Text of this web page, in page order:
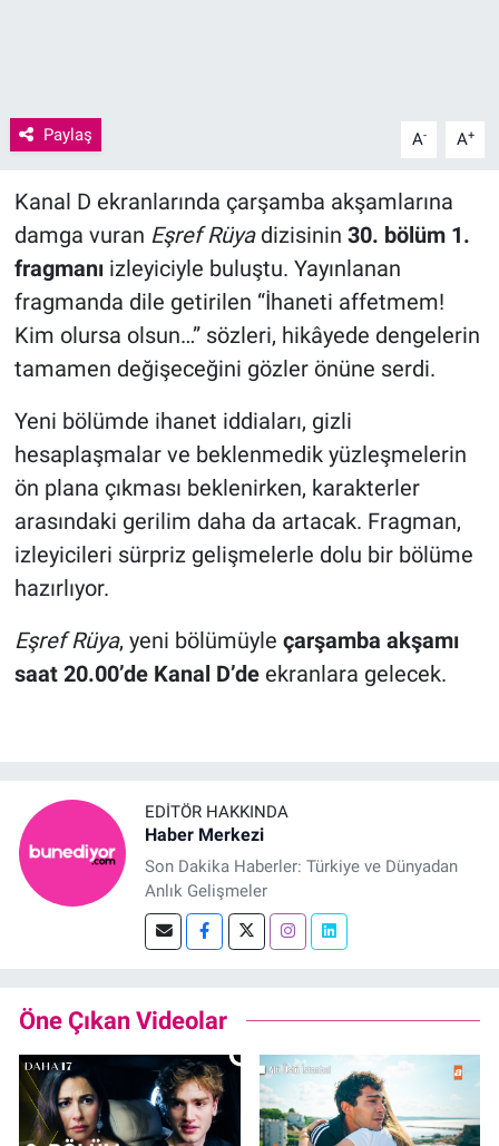
Paylaş A- A+
Kanal D ekranlarında çarşamba akşamlarına
damga vuran Eşref Rüyadizisinin 30. bölüm 1.
fragmanıizleyiciyle buluştu. Yayınlanan
fragmanda dile getirilen “İhaneti affetmem!
Kim olursa olsun…” sözleri, hikâyede dengelerin
tamamen değişeceğini gözler önüne serdi.
Yeni bölümde ihanet iddiaları, gizli
hesaplaşmalar ve beklenmedik yüzleşmelerin
ön plana çıkması beklenirken, karakterler
arasındaki gerilim daha da artacak. Fragman,
izleyicileri sürpriz gelişmelerle dolu bir bölüme
hazırlıyor.
Eşref Rüya, yeni bölümüyle çarşamba akşamı
saat 20.00’de Kanal D’deekranlara gelecek.
EDITÖR HAKKINDA
Haber Merkezi
Son Dakika Haberler: Türkiye ve Dünyadan
Anlık Gelişmeler
Öne Çıkan Videolar